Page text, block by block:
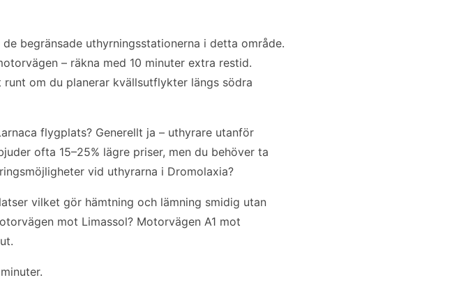
begränsade uthyrningsstationerna i detta område.
– räkna med 10 minuter extra restid.
om du planerar kvällsutflykter längs södra
flygplats? Generellt ja – uthyrare utanför
ofta 15–25% lägre priser, men du behöver ta
vid uthyrarna i Dromolaxia?
vilket gör hämtning och lämning smidig utan
mot Limassol? Motorvägen A1 mot